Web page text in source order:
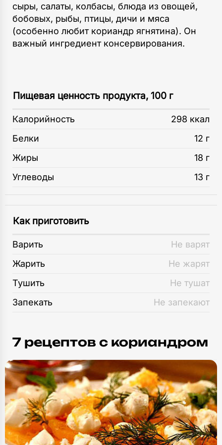
сыры, салаты, колбасы, блюда из овощей,
бобовых, рыбы, птицы, дичи и мяса
(особенно любит кориандр ягнятина). Он
важный ингредиент консервирования.
Пищевая ценность продукта, 100 г
Калорийность
298 ккал
Белки
12 г
Жиры
18 г
Углеводы
13 г
Как приготовить
Варить
Не варят
Жарить
Не жарят
Тушить
Не тушат
Запекать
Не запекают
7 рецептов c кориандром